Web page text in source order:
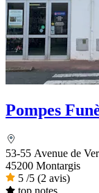
Pompes
53-55 Avenue de
45200 Montargis
5 /5 (2 avis)
top notes